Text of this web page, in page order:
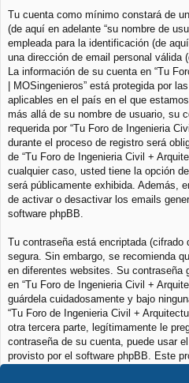
Tu cuenta como mínimo constará de
(de aquí en adelante “su nombre de
empleada para la identificación (de
una dirección de email personal válida
La información de su cuenta en “Tu
| MOSingenieros” está protegida por
aplicables en el país en el que
más allá de su nombre de usuario, su
requerida por “Tu Foro de Ingenieria
durante el proceso de registro será
de “Tu Foro de Ingenieria Civil +
cualquier caso, usted tiene la opción
será públicamente exhibida. Además,
de activar o desactivar los emails
software phpBB.
Tu contraseña está encriptada
segura. Sin embargo, se recomienda
en diferentes websites. Su contraseña
en “Tu Foro de Ingenieria Civil +
guárdela cuidadosamente y bajo
“Tu Foro de Ingenieria Civil +
otra tercera parte, legítimamente le
contraseña de su cuenta, puede usar
provisto por el software phpBB. Este
nombre de usuario y su email, luego